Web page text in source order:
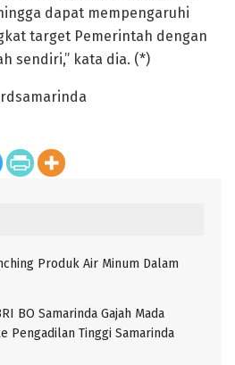
dapat mempengaruhi
target Pemerintah dengan
sendiri,” kata dia. (*)
Produk Air Minum Dalam
BO Samarinda Gajah Mada
Pengadilan Tinggi Samarinda